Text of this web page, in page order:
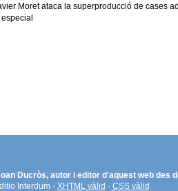
Moret ataca la superproducció de cases
Ducròs, autor i editor d'aquest web des
Interdum · XHTML vàlid · CSS vàlid